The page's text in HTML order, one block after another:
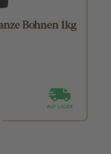
Bohnen 1kg